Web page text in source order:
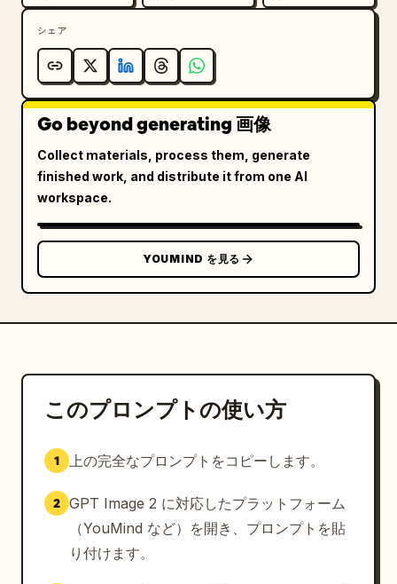
シェア
Go beyond generating 画像
Collect materials, process them, generate
finished work, and distribute it from one AI
workspace.
YOUMIND を見る
このプロンプトの使い方
1 上の完全なプロンプトをコピーします。
2 GPT Image 2 に対応したプラットフォーム
（YouMind など）を開き、プロンプトを貼
り付けます。